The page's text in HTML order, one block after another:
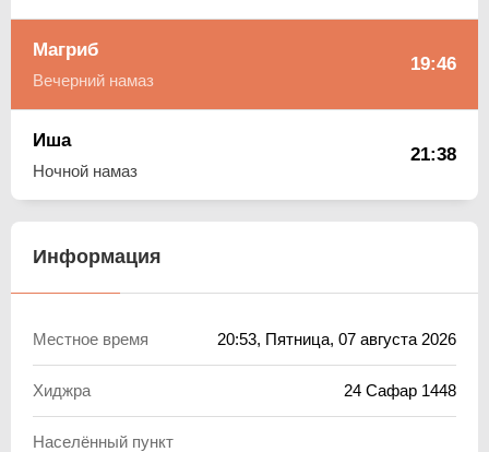
Магриб
Вечерний намаз
19:46
Иша
Ночной намаз
21:38
Информация
Местное время 20:53, Пятница, 07 августа 2026
Хиджра 24 Сафар 1448
Населённый пункт